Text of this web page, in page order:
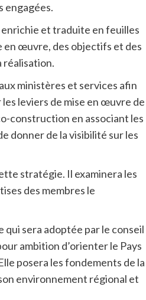
engagées.
et traduite en feuilles
en œuvre, des objectifs et des
réalisation.
ministères et services afin
leviers de mise en œuvre de
construction en associant les
donner de la visibilité sur les
stratégie. Il examinera les
des membres le
sera adoptée par le conseil
ambition d’orienter le Pays
posera les fondements de la
environnement régional et